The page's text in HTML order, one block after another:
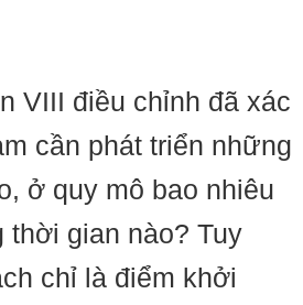
VIII điều chỉnh đã xác
cần phát triển những
ở quy mô bao nhiêu
thời gian nào? Tuy
chỉ là điểm khởi